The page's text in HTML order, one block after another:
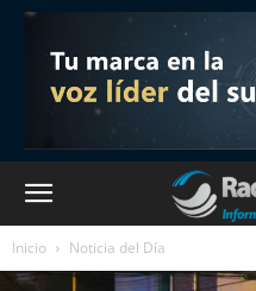
Inicio Noticia del Día